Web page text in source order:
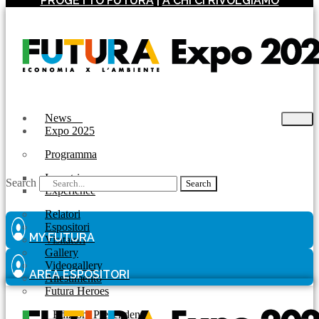
News
Expo 2025
Programma
Incontri
Experience
Relatori
Espositori
Visitatori
Gallery
Videogallery
Allestimento
Futura Heroes
| Edizioni Precendenti
Search Search
MY FUTURA
AREA ESPOSITORI